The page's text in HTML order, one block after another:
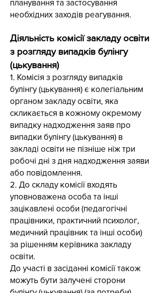
планування та застосування
необхідних заходів реагування.
Діяльність комісії закладу освіти
з розгляду випадків булінгу
(цькування)
1. Комісія з розгляду випадків
булінгу (цькування) є колегіальним
органом закладу освіти, яка
скликається в кожному окремому
випадку надходження заяв про
випадки булінгу (цькування) в
закладі освіти не пізніше ніж три
робочі дні з дня надходження заяви
або повідомлення.
2. До складу комісії входять
уповноважена особа та інші
зацікавлені особи (педагогічні
працівники, практичний психолог,
медичний працівник та інші особи)
за рішенням керівника закладу
освіти.
До участі в засіданні комісії також
можуть бути залучені сторони